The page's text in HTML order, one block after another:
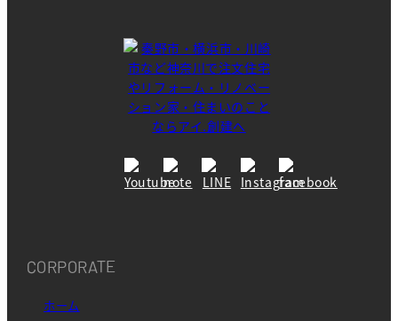
CORPORATE
ホーム